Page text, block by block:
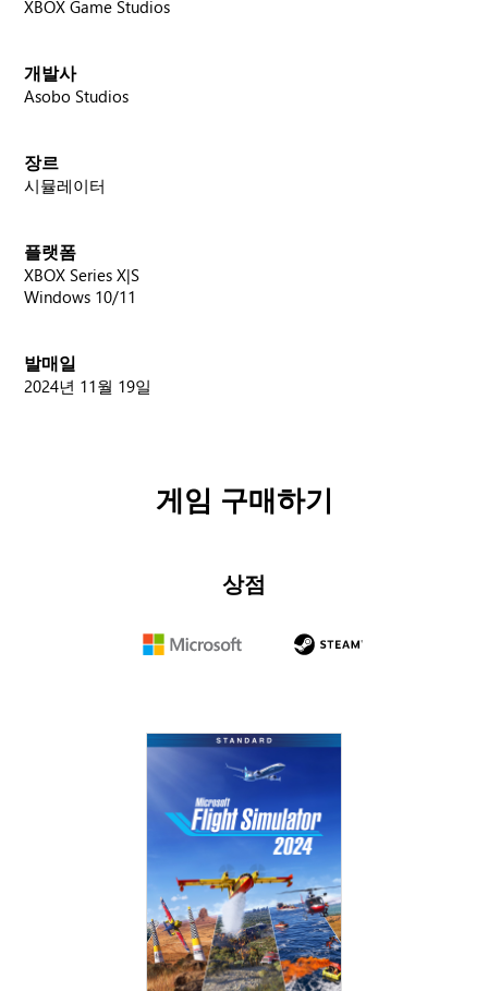
XBOX Game Studios
개발사
Asobo Studios
장르
시뮬레이터
플랫폼
XBOX Series X|S
Windows 10/11
발매일
2024년 11월 19일
게임 구매하기
상점